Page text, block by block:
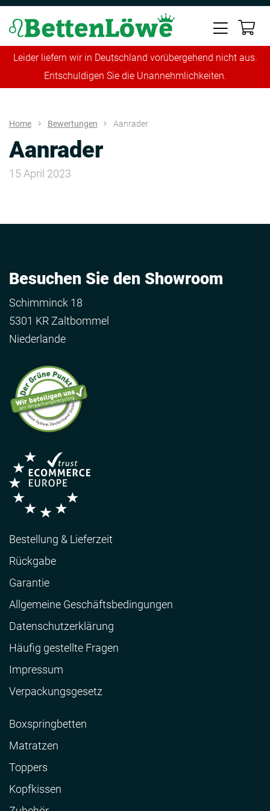
Leider liefern wir in Deutschland vorübergehend nicht aus.
Entschuldigen Sie die Unannehmlichkeiten.
Home Bewertungen Aanrader
Aanrader
15 April 2023
Besuchen Sie den Showroom
Schimminck 18
5301 KR Zaltbommel
Niederlande
Bestellung & Lieferzeit
Rückgabe
Garantie
Allgemeine Geschäftsbedingungen
Datenschutzerklärung
Häufig gestellte Fragen
Impressum
Verpackungsgesetz
Boxspringbetten
Matratzen
Toppers
Kopfkissen